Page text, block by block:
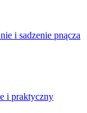
i sadzenie pnącza
i praktyczny